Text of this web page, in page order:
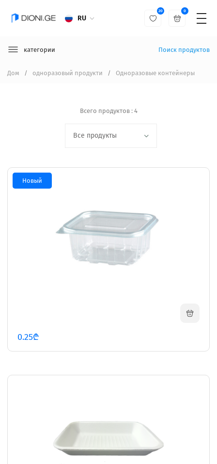
RU
20 0
категории Поиск продуктов
Дом одноразовый продукти Одноразовые контейнеры
Всего продуктов : 4
Новый
0.25₾